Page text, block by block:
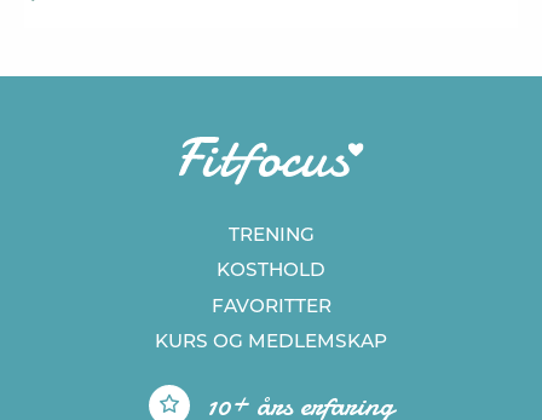
TRENING
KOSTHOLD
FAVORITTER
KURS OG MEDLEMSKAP
10+ års erfaring